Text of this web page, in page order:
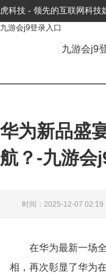
虎科技 - 领先的互联网科技
九游会j9登录入口
九游会j9
华为新品盛
航？-九游会
时间：2025-12-07 02:19
在华为最新一场
相，再次彰显了华为